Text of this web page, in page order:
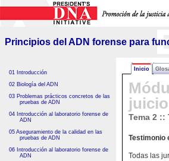
para funcionarios del tribunal
Principios del ADN forense para
Inicio
01 Introducción
02 Biología del ADN
03 Problemas prácticos concretos de las
pruebas de ADN
04 Introducción al laboratorio forense de
ADN
05 Aseguramiento de la calidad en las
pruebas de ADN
06 Introducción al laboratorio forense de
ADN
juicio
Tema 2 ::
Testimonio
Todas las